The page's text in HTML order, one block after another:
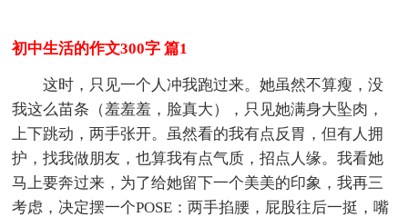
初中生活的作文300字 篇1
这时，只见一个人冲我跑过来。她虽然不算瘦，没
我这么苗条（羞羞羞，脸真大），只见她满身大坠肉，
上下跳动，两手张开。虽然看的我有点反胃，但有人拥
护，找我做朋友，也算我有点气质，招点人缘。我看她
马上要奔过来，为了给她留下一个美美的印象，我再三
考虑，决定摆一个POSE：两手掐腰，屁股往后一挺，嘴